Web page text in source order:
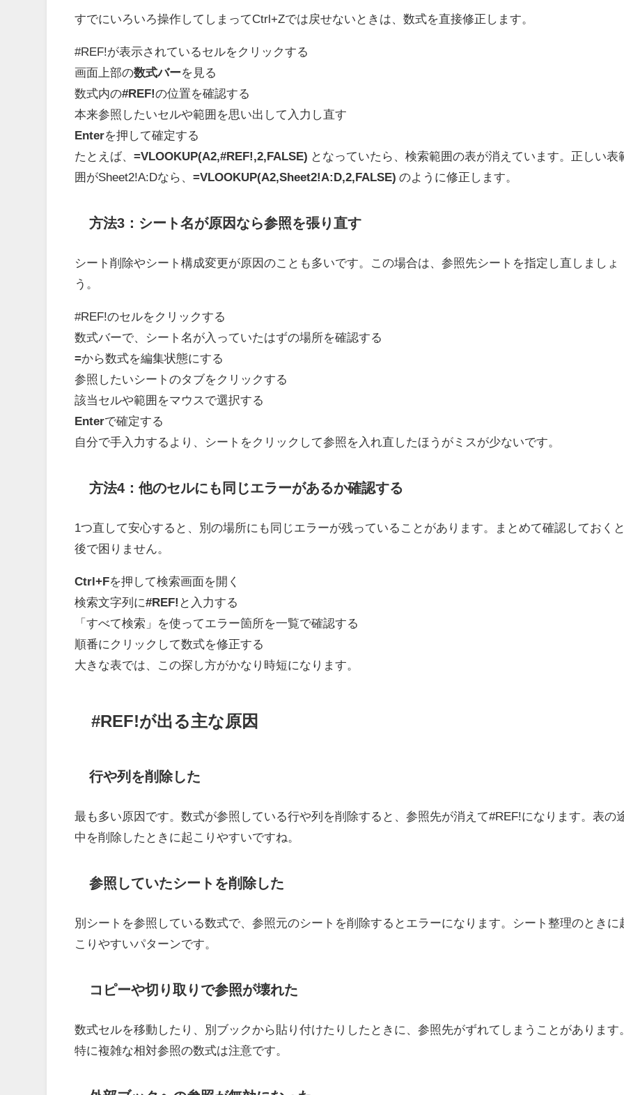
すでにいろいろ操作してしまってCtrl+Zでは戻せないときは、数式を直接修正します。
#REF!が表示されているセルをクリックする
画面上部の数式バーを見る
数式内の#REF!の位置を確認する
本来参照したいセルや範囲を思い出して入力し直す
Enterを押して確定する
たとえば、=VLOOKUP(A2,#REF!,2,FALSE) となっていたら、検索範囲の表が消えています。正しい表
囲がSheet2!A:Dなら、=VLOOKUP(A2,Sheet2!A:D,2,FALSE) のように修正します。
方法3：シート名が原因なら参照を張り直す
シート削除やシート構成変更が原因のことも多いです。この場合は、参照先シートを指定し直しましょ
う。
#REF!のセルをクリックする
数式バーで、シート名が入っていたはずの場所を確認する
=から数式を編集状態にする
参照したいシートのタブをクリックする
該当セルや範囲をマウスで選択する
Enterで確定する
自分で手入力するより、シートをクリックして参照を入れ直したほうがミスが少ないです。
方法4：他のセルにも同じエラーがあるか確認する
1つ直して安心すると、別の場所にも同じエラーが残っていることがあります。まとめて確認しておく
後で困りません。
Ctrl+Fを押して検索画面を開く
検索文字列に#REF! と入力する
「すべて検索」を使ってエラー箇所を一覧で確認する
順番にクリックして数式を修正する
大きな表では、この探し方がかなり時短になります。
#REF!が出る主な原因
行や列を削除した
最も多い原因です。数式が参照している行や列を削除すると、参照先が消えて#REF!になります。表の
中を削除したときに起こりやすいですね。
参照していたシートを削除した
別シートを参照している数式で、参照元のシートを削除するとエラーになります。シート整理のときに
こりやすいパターンです。
コピーや切り取りで参照が壊れた
数式セルを移動したり、別ブックから貼り付けたりしたときに、参照先がずれてしまうことがあります
特に複雑な相対参照の数式は注意です。